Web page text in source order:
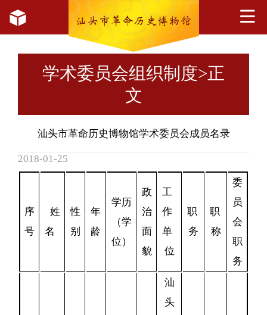
学术委员会组织制度>正
文
汕头市革命历史博物馆学术委员会成员名录
2018-01-25
序
号
姓
名
性
别
年
龄
学历
（学
位）
政
治
面
貌
工
作
单
位
职
务
职
称
委
员
会
职
务
汕
头